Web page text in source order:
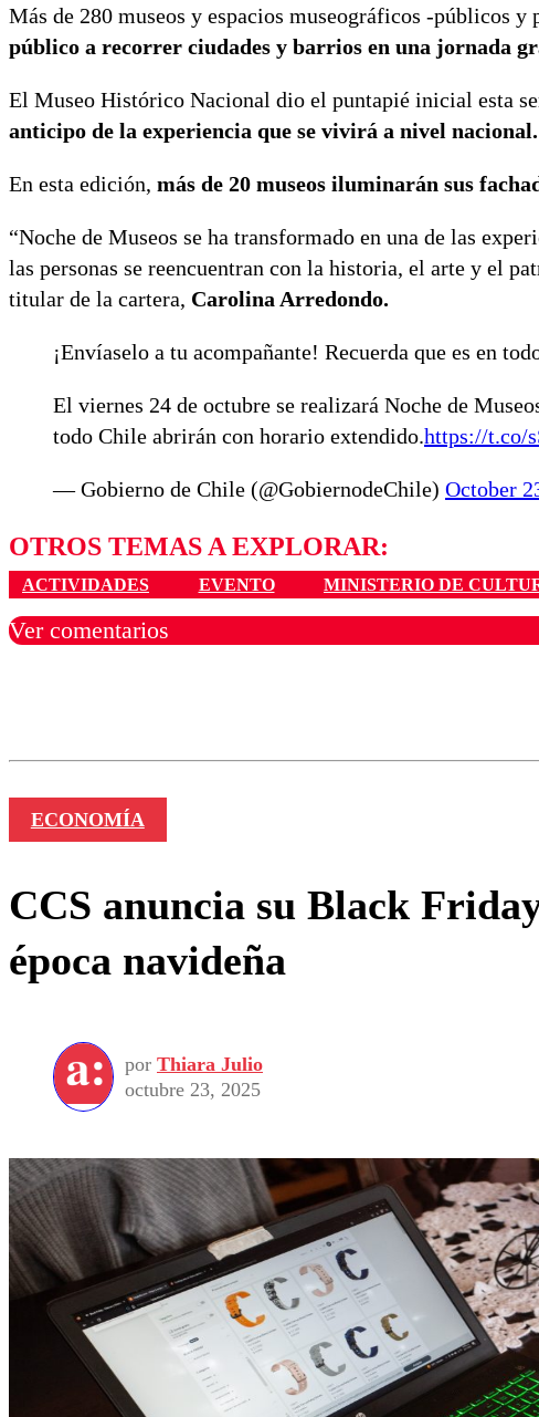
Más de 280 museos y espacios museográficos -públicos
público a recorrer ciudades y barrios en una jornada
El Museo Histórico Nacional dio el puntapié inicial esta
anticipo de la experiencia que se vivirá a nivel nacional.
En esta edición, más de 20 museos iluminarán sus
“Noche de Museos se ha transformado en una de las
las personas se reencuentran con la historia, el arte y el
titular de la cartera, Carolina Arredondo.
¡Envíaselo a tu acompañante! Recuerda que es en
El viernes 24 de octubre se realizará Noche de
todo Chile abrirán con horario extendido.https://t.co/
— Gobierno de Chile (@GobiernodeChile) October
OTROS TEMAS A EXPLORAR:
ACTIVIDADES EVENTO MINISTERIO DE
Ver comentarios
ECONOMÍA
CCS anuncia su Black
época navideña
por Thiara Julio
octubre 23, 2025